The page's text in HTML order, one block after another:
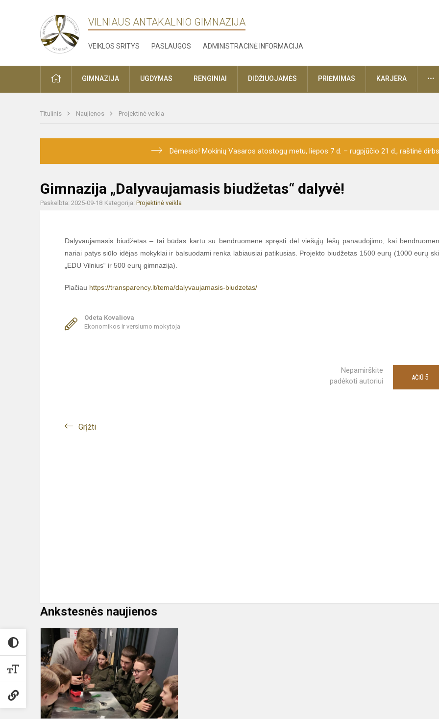
VILNIAUS ANTAKALNIO GIMNAZIJA
VEIKLOS SRITYS PASLAUGOS ADMINISTRACINĖ INFORMACIJA
PRADŽIAGIMNAZIJA UGDYMAS RENGINIAI DIDŽIUOJAMĖS PRIĖMIMAS KARJERA
Titulinis Naujienos Projektinė veikla
Dėmesio! Mokinių Vasaros atostogų metu, liepos 7 d. – rugpjūčio 21 d., raštinė
Gimnazija „Dalyvaujamasis biudžetas“ dalyvė!
Paskelbta: 2025-09-18 Kategorija: Projektinė veikla
Dalyvaujamasis biudžetas – tai būdas kartu su bendruomene spręsti dėl viešųjų lėšų panaudojimo, kai
nariai patys siūlo idėjas mokyklai ir balsuodami renka labiausiai patikusias. Projekto biudžetas 1500 eurų (1000 eurų
„EDU Vilnius“ ir 500 eurų gimnazija).
Plačiau https://transparency.lt/tema/dalyvaujamasis-biudzetas/
Odeta Kovaliova
Ekonomikos ir verslumo mokytoja
Nepamirškite
padėkoti autoriui
AČIŪ 5
Grįžti
Ankstesnės naujienos
valdymas“